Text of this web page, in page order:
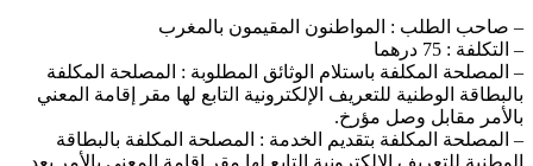
– صاحب الطلب : المواطنون المقيمون بالمغرب
– التكلفة : 75 درهما
– المصلحة المكلفة باستلام الوثائق المطلوبة : المصلحة المكلفة
بالبطاقة الوطنية للتعريف الإلكترونية التابع لها مقر إقامة المعني
بالأمر مقابل وصل مؤرخ.
– المصلحة المكلفة بتقديم الخدمة : المصلحة المكلفة بالبطاقة
الوطنية للتعريف الإلكترونية التابع لها مقر إقامة المعني بالأمر بعد